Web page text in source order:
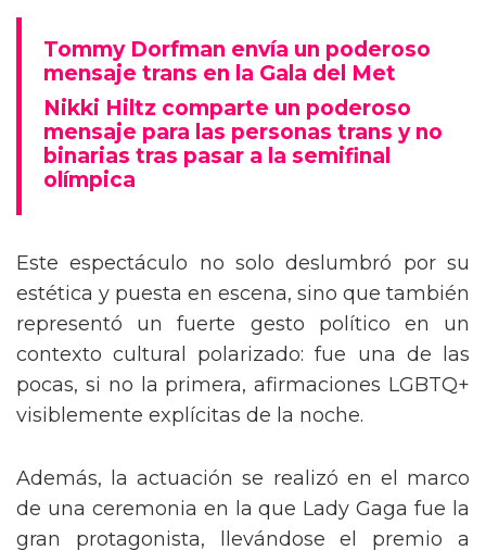
Tommy Dorfman envía un poderoso
mensaje trans en la Gala del Met
Nikki Hiltz comparte un poderoso
mensaje para las personas trans y no
binarias tras pasar a la semifinal
olímpica
Este espectáculo no solo deslumbró por su
estética y puesta en escena, sino que también
representó un fuerte gesto político en un
contexto cultural polarizado: fue una de las
pocas, si no la primera, afirmaciones LGBTQ+
visiblemente explícitas de la noche.
Además, la actuación se realizó en el marco
de una ceremonia en la que Lady Gaga fue la